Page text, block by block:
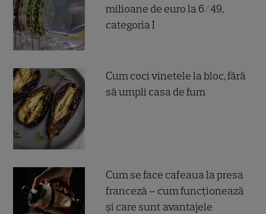
milioane de euro la 6/49,
categoria I
Cum coci vinetele la bloc, fără
să umpli casa de fum
Cum se face cafeaua la presa
franceză – cum funcționează
și care sunt avantajele